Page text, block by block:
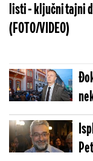
listi - ključni tajni
(FOTO/VIDEO)